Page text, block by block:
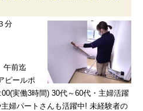
分
午前迄
ールポ
実働3時間) 30代～60代・主婦活躍
婦パートさんも活躍中! 未経験者の